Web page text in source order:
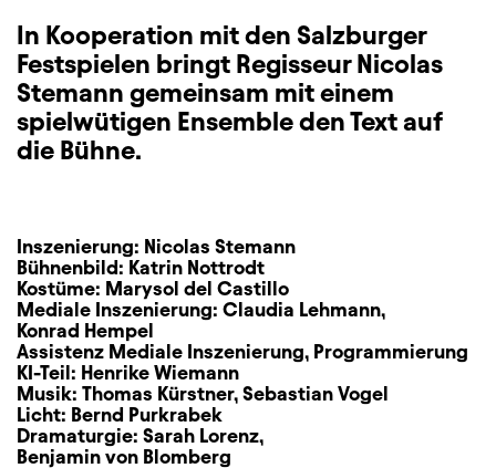
In Kooperation mit den Salzburger
Festspielen bringt Regisseur Nicolas
Stemann gemeinsam mit einem
spielwütigen Ensemble den Text auf
die Bühne.
Inszenierung: Nicolas Stemann
Bühnenbild: Katrin Nottrodt
Kostüme: Marysol del Castillo
Mediale Inszenierung: Claudia Lehmann,
Konrad Hempel
Assistenz Mediale Inszenierung, Programmierung
KI-Teil: Henrike Wiemann
Musik: Thomas Kürstner, Sebastian Vogel
Licht: Bernd Purkrabek
Dramaturgie: Sarah Lorenz,
Benjamin von Blomberg